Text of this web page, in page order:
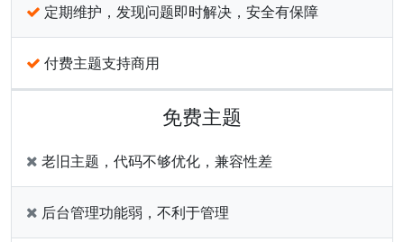
定期维护，发现问题即时解决，安全有保障
付费主题支持商用
免费主题
老旧主题，代码不够优化，兼容性差
后台管理功能弱，不利于管理